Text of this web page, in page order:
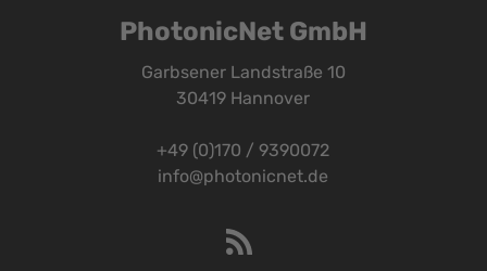
PhotonicNet GmbH
Garbsener Landstraße 10
30419 Hannover
+49 (0)170 / 9390072
info@photonicnet.de